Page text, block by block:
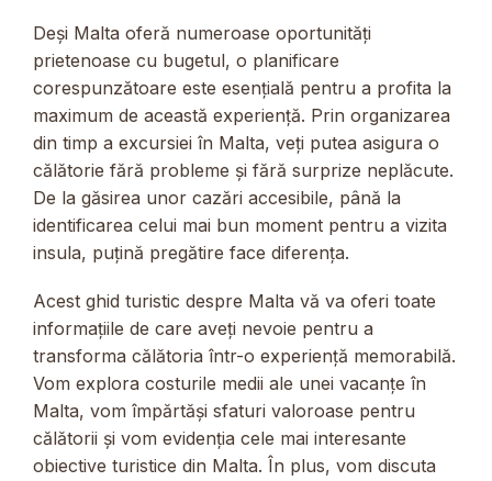
Deși Malta oferă numeroase oportunități
prietenoase cu bugetul, o planificare
corespunzătoare este esențială pentru a profita la
maximum de această experiență. Prin organizarea
din timp a excursiei în Malta, veți putea asigura o
călătorie fără probleme și fără surprize neplăcute.
De la găsirea unor cazări accesibile, până la
identificarea celui mai bun moment pentru a vizita
insula, puțină pregătire face diferența.
Acest ghid turistic despre Malta vă va oferi toate
informațiile de care aveți nevoie pentru a
transforma călătoria într-o experiență memorabilă.
Vom explora costurile medii ale unei vacanțe în
Malta, vom împărtăși sfaturi valoroase pentru
călătorii și vom evidenția cele mai interesante
obiective turistice din Malta. În plus, vom discuta